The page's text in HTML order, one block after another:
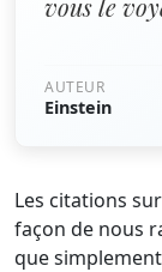
vous le
AUTEUR
Einstein
Les citations
façon de nous
que